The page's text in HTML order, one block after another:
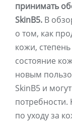
принимать
SkinB5. В
о том, как
кожи,
состояние
новым
SkinB5 и
по уходу за